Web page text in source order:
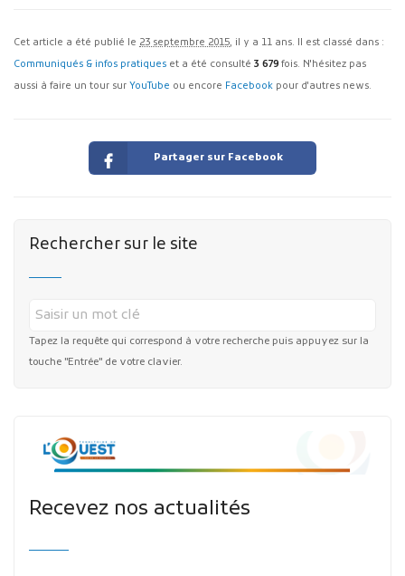
Cet article a été publié le 23 septembre 2015, il y a 11 ans. Il est classé dans :
Communiqués & infos pratiques et a été consulté 3 679 fois. N'hésitez pas
aussi à faire un tour sur YouTube ou encore Facebook pour d'autres news.
Partager sur Facebook
Rechercher sur le site
Tapez la requête qui correspond à votre recherche puis appuyez sur la
touche "Entrée" de votre clavier.
Recevez nos actualités